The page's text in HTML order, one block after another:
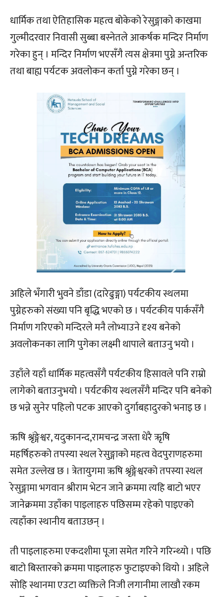
धार्मिक तथा ऐतिहासिक महत्व बोकेको रेसुङ्गाको काखमा
गुल्मीदरवार निवासी सुब्बा बस्नेतले आकर्षक मन्दिर निर्माण
गरेका हुन् । मन्दिर निर्माण भएसँगै त्यस क्षेत्रमा पुग्ने अन्तरिक
तथा बाह्य पर्यटक अवलोकन कर्ता पुग्ने गरेका छन् ।
अहिले भँगारी भुवने डाँडा (दारेढुङ्गा) पर्यटकीय स्थलमा
पुग्नेहरुको संख्या पनि बृद्धि भएको छ । पर्यटकीय पार्कसँगै
निर्माण गरिएको मन्दिरले मनै लोभ्याउने दृश्य बनेको
अवलोकनका लागि पुगेका लक्ष्मी थापाले बताउनु भयो ।
उहाँले यहाँ धार्मिक महत्वसँगै पर्यटकीय हिसावले पनि राम्रो
लागेको बताउनुभयो । पर्यटकीय स्थलसँगै मन्दिर पनि बनेको
छ भन्ने सुनेर पहिलो पटक आएको दुर्गाबहादुरको भनाइ छ ।
ऋषि श्रृंङ्गेश्वर, यदुकानन्द,रामचन्द्र जस्ता धेरै ऋृषि
महर्षिहरुको तपस्या स्थल रेसुङ्गाको महत्व वेदपुराणहरुमा
समेत उल्लेख छ । त्रेतायुगमा ऋषि श्रृंङ्गेश्वरको तपस्या स्थल
रेसुङ्गामा भगवान श्रीराम भेटन जाने क्रममा त्यहि बाटो भएर
जानेक्रममा उहाँका पाइलाहरु पछिसम्म रहेको पाइएको
त्यहाँका स्थानीय बताउछन् ।
ती पाइलाहरुमा एकदशीमा पूजा समेत गरिने गरिन्थ्यो । पछि
बाटो बिस्तारको क्रममा पाइलाहरु फुटाइएको थियो । अहिले
सोहि स्थानमा एउटा व्यक्तिले निजी लगानीमा लाखौ‌ रकम